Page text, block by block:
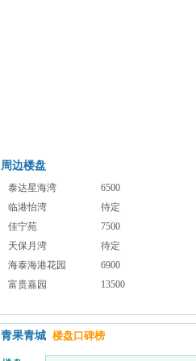
周边楼盘
泰达星海湾
6500
临港怡湾
待定
佳宁苑
7500
天保月湾
待定
海泰海港花园
6900
富贵嘉园
13500
青果青城 楼盘口碑榜